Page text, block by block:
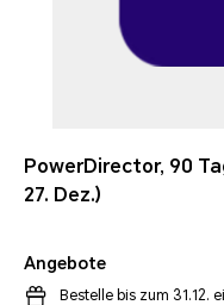
PowerDirector, 90
27. Dez.)
Angebote
Bestelle bis zum 31.12.